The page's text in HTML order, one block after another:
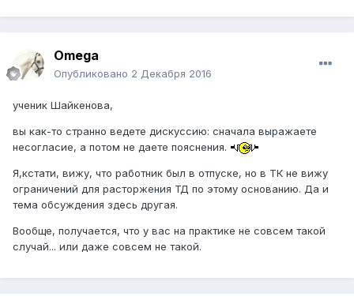
Omega
Опубликовано 2 Декабря 2016
ученик Шайкенова,
вы как-то странно ведете дискуссию: сначала выражаете
несогласие, а потом не даете пояснения.
Я,кстати, вижу, что работник был в отпуске, но в ТК не вижу
ограничений для расторжения ТД по этому основанию. Да и
тема обсуждения здесь другая.
Вообще, получается, что у вас на практике не совсем такой
случай... или даже совсем не такой.